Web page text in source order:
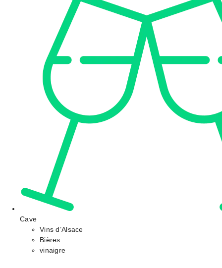
Cave
Vins d’Alsace
Bières
vinaigre